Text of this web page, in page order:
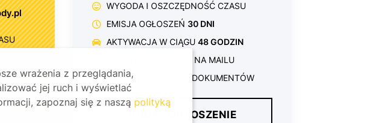
WYGODA I OSZCZĘDNOŚĆ CZASU
EMISJA OGŁOSZEŃ 30 DNI
AKTYWACJA W CIĄGU 48 GODZIN
LINKI DO OGŁOSZEŃ NA MAILU
PREZENT
➡ ZESTAW DOKUMENTÓW
SPRZEDAŻOWYCH
DODAJ OGŁOSZENIE
wrażenia z przeglądania,
jej ruch i wyświetlać
zapoznaj się z naszą polityką